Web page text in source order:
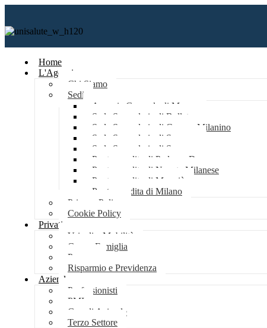
Home
L'Agenzia
Chi Siamo
Sedi
Agenzia Generale di Monza
Sede Secondaria di Bollate
Sede Secondaria di Cusano Milanino
Sede Secondaria di Saronno
Sede Secondaria di Senago
Punto vendita di Paderno Dugnano
Punto vendita di Novate Milanese
Punto vendita di Muggiò
Punto vendita di Milano
Privacy Policy
Cookie Policy
Privati
Veicoli e Mobilità
Casa e Famiglia
Persona
Risparmio e Previdenza
Aziende
Professionisti
PMI
Grandi Aziende
Terzo Settore